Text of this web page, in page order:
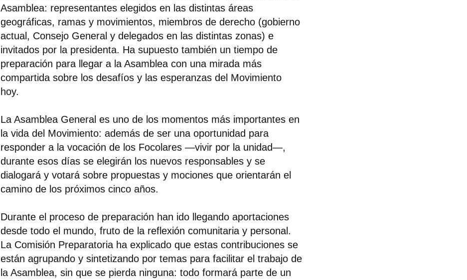
Asamblea: representantes elegidos en las distintas áreas
geográficas, ramas y movimientos, miembros de derecho (gobierno
actual, Consejo General y delegados en las distintas zonas) e
invitados por la presidenta. Ha supuesto también un tiempo de
preparación para llegar a la Asamblea con una mirada más
compartida sobre los desafíos y las esperanzas del Movimiento
hoy.
La Asamblea General es uno de los momentos más importantes en
la vida del Movimiento: además de ser una oportunidad para
responder a la vocación de los Focolares —vivir por la unidad—,
durante esos días se elegirán los nuevos responsables y se
dialogará y votará sobre propuestas y mociones que orientarán el
camino de los próximos cinco años.
Durante el proceso de preparación han ido llegando aportaciones
desde todo el mundo, fruto de la reflexión comunitaria y personal.
La Comisión Preparatoria ha explicado que estas contribuciones se
están agrupando y sintetizando por temas para facilitar el trabajo de
la Asamblea, sin que se pierda ninguna: todo formará parte de un